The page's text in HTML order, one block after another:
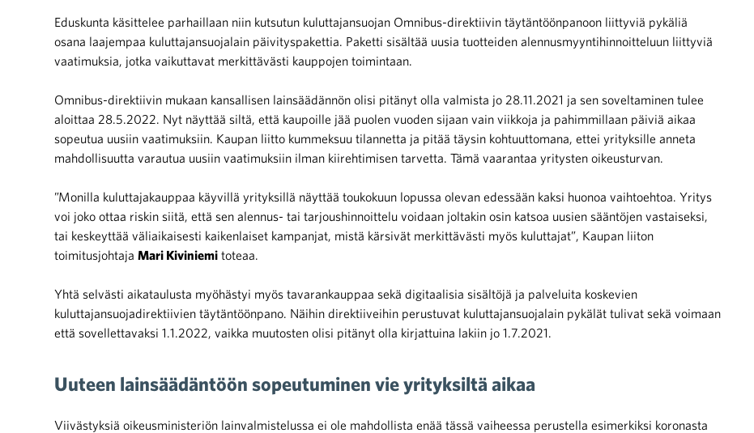
Eduskunta käsittelee parhaillaan niin kutsutun kuluttajansuojan Omnibus-direktiivin täytäntöönpanoon liittyviä pykäliä
osana laajempaa kuluttajansuojalain päivityspakettia. Paketti sisältää uusia tuotteiden alennusmyyntihinnoitteluun liittyviä
vaatimuksia, jotka vaikuttavat merkittävästi kauppojen toimintaan.
Omnibus-direktiivin mukaan kansallisen lainsäädännön olisi pitänyt olla valmista jo 28.11.2021 ja sen soveltaminen tulee
aloittaa 28.5.2022. Nyt näyttää siltä, että kaupoille jää puolen vuoden sijaan vain viikkoja ja pahimmillaan päiviä aikaa
sopeutua uusiin vaatimuksiin. Kaupan liitto kummeksuu tilannetta ja pitää täysin kohtuuttomana, ettei yrityksille anneta
mahdollisuutta varautua uusiin vaatimuksiin ilman kiirehtimisen tarvetta. Tämä vaarantaa yritysten oikeusturvan.
”Monilla kuluttajakauppaa käyvillä yrityksillä näyttää toukokuun lopussa olevan edessään kaksi huonoa vaihtoehtoa. Yritys
voi joko ottaa riskin siitä, että sen alennus- tai tarjoushinnoittelu voidaan joltakin osin katsoa uusien sääntöjen vastaiseksi,
tai keskeyttää väliaikaisesti kaikenlaiset kampanjat, mistä kärsivät merkittävästi myös kuluttajat”, Kaupan liiton
toimitusjohtaja Mari Kiviniemi toteaa.
Yhtä selvästi aikataulusta myöhästyi myös tavarankauppaa sekä digitaalisia sisältöjä ja palveluita koskevien
kuluttajansuojadirektiivien täytäntöönpano. Näihin direktiiveihin perustuvat kuluttajansuojalain pykälät tulivat sekä voimaan
että sovellettavaksi 1.1.2022, vaikka muutosten olisi pitänyt olla kirjattuina lakiin jo 1.7.2021.
Uuteen lainsäädäntöön sopeutuminen vie yrityksiltä aikaa
Viivästyksiä oikeusministeriön lainvalmistelussa ei ole mahdollista enää tässä vaiheessa perustella esimerkiksi koronasta
Häiriötilanteisiin varautuminen
kaupan alalta
Ajankohtaista Kaupan liitossa
toimintaamme